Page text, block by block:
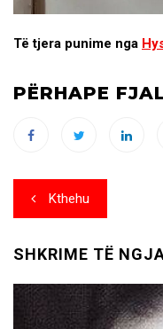
Të tjera punime nga
PËRHAPE
Post
navigation
Kthehu
SHKRIME TË